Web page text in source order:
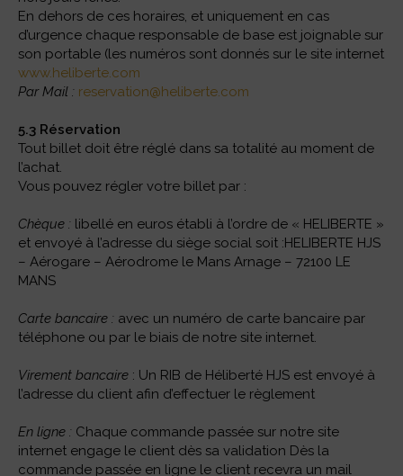
En dehors de ces horaires, et uniquement en cas
d’urgence chaque responsable de base est joignable sur
son portable (les numéros sont donnés sur le site internet
www.heliberte.com
Par Mail : reservation@heliberte.com
5.3 Réservation
Tout billet doit être réglé dans sa totalité au moment de
l’achat.
Vous pouvez régler votre billet par :
Chèque : libellé en euros établi à l’ordre de « HELIBERTE »
et envoyé à l’adresse du siège social soit :HELIBERTE HJS
– Aérogare – Aérodrome le Mans Arnage – 72100 LE
MANS
Carte bancaire : avec un numéro de carte bancaire par
téléphone ou par le biais de notre site internet.
Virement bancaire : Un RIB de Héliberté HJS est envoyé à
l’adresse du client afin d’effectuer le règlement
En ligne : Chaque commande passée sur notre site
internet engage le client dès sa validation Dès la
commande passée en ligne le client recevra un mail